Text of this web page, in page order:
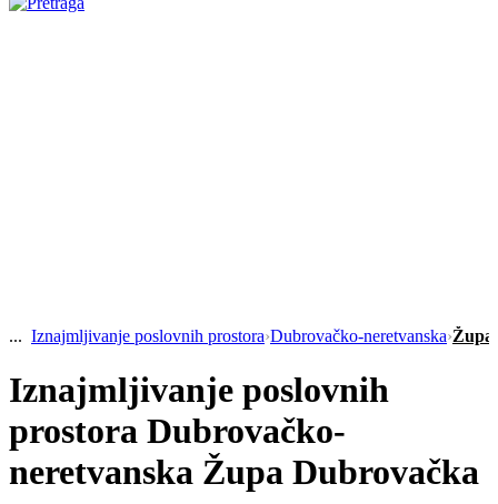
Iznajmljivanje poslovnih prostora›Dubrovačko-neretvanska›Župa
Iznajmljivanje poslovnih
prostora Dubrovačko-
neretvanska Župa Dubrovačka